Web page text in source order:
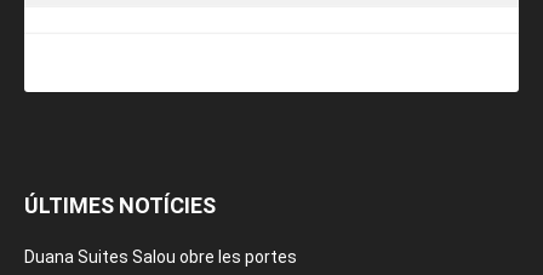
ÚLTIMES NOTÍCIES
Duana Suites Salou obre les portes